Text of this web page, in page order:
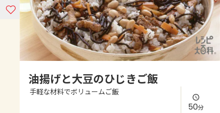
コンテンツ
レシピ
よくあるお問い合わせ
ピーマン
みょうが ゴーヤ
油揚げと大豆のひじきご飯
手軽な材料でボリュームご飯
50分